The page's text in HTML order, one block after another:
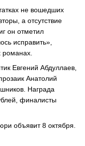
не вошедших
а отсутствие
он отметил
исправить»,
романах.
Евгений Абдуллаев,
Анатолий
Награда
финалисты
объявит 8 октября.